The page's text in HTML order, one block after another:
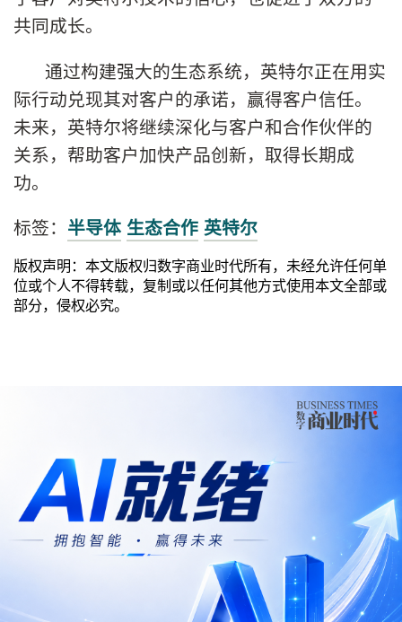
共同成长。
通过构建强大的生态系统，英特尔正在用实
际行动兑现其对客户的承诺，赢得客户信任。
未来，英特尔将继续深化与客户和合作伙伴的
关系，帮助客户加快产品创新，取得长期成
功。
标签： 半导体 生态合作 英特尔
版权声明：本文版权归数字商业时代所有，未经允许任何单
位或个人不得转载，复制或以任何其他方式使用本文全部或
部分，侵权必究。